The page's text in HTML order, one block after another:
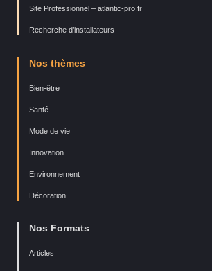
Site Professionnel – atlantic-pro.fr
Recherche d’installateurs
Nos thèmes
Bien-être
Santé
Mode de vie
Innovation
Environnement
Décoration
Nos Formats
Articles